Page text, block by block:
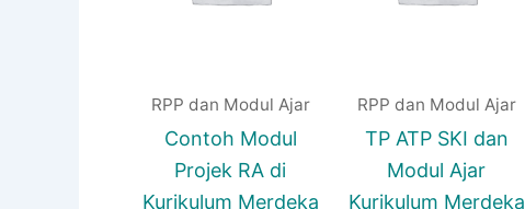
RPP dan Modul Ajar
Contoh Modul
Projek RA di
Kurikulum Merdeka
RPP dan Modul Ajar
TP ATP SKI dan
Modul Ajar
Kurikulum Merdeka